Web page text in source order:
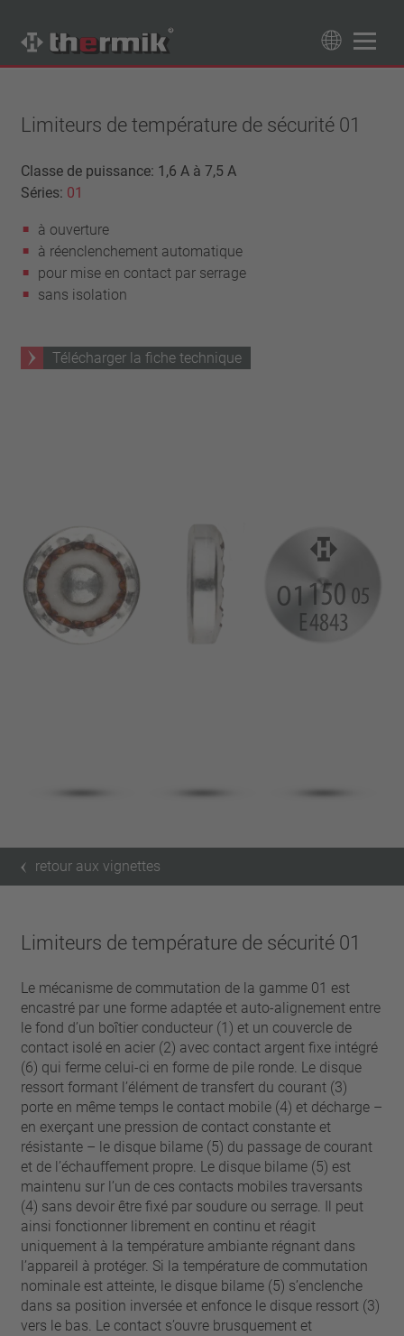
89Produits
Tipo interruttore
à ouverture
Gamme de température
température standard (60 – 200 °C)
haute température (205 – 250 °C)
1,6 A – 7,5 A
4 A – 25 A
Rappel
avec isolation
sans isolation
Raccordement
CQC
CMJ
Limiteurs de température de sécurité 01
Classe de puissance: 1,6 A à 7,5 A
Séries: 01
à ouverture
à réenclenchement automatique
pour mise en contact par serrage
sans isolation
Télécharger la fiche technique
retour aux vignettes
Limiteurs de température de sécurité 01
Le mécanisme de commutation de la gamme 01 est
encastré par une forme adaptée et auto-alignement entre
le fond d’un boîtier conducteur (1) et un couvercle de
contact isolé en acier (2) avec contact argent fixe intégré
(6) qui ferme celui-ci en forme de pile ronde. Le disque
ressort formant l’élément de transfert du courant (3)
porte en même temps le contact mobile (4) et décharge –
en exerçant une pression de contact constante et
résistante – le disque bilame (5) du passage de courant
et de l’échauffement propre. Le disque bilame (5) est
maintenu sur l’un de ces contacts mobiles traversants
(4) sans devoir être fixé par soudure ou serrage. Il peut
ainsi fonctionner librement en continu et réagit
uniquement à la température ambiante régnant dans
l’appareil à protéger. Si la température de commutation
nominale est atteinte, le disque bilame (5) s’enclenche
dans sa position inversée et enfonce le disque ressort (3)
vers le bas. Le contact s’ouvre brusquement et